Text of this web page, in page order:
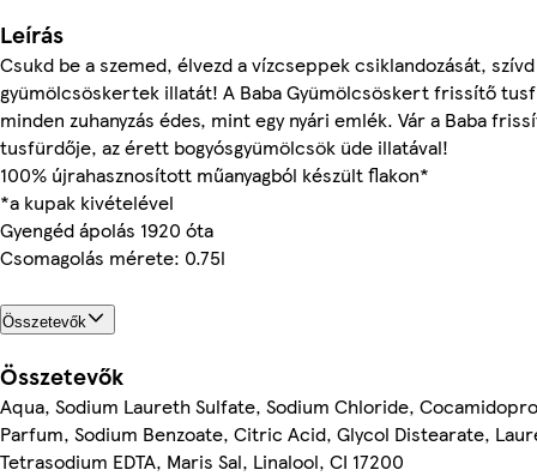
Leírás
Csukd be a szemed, élvezd a vízcseppek csiklandozását,
gyümölcsöskertek illatát! A Baba Gyümölcsöskert frissítő
minden zuhanyzás édes, mint egy nyári emlék. Vár a Baba
tusfürdője, az érett bogyósgyümölcsök üde illatával!
100% újrahasznosított műanyagból készült flakon*
*a kupak kivételével
Gyengéd ápolás 1920 óta
Csomagolás mérete: 0.75l
Összetevők
Összetevők
Aqua, Sodium Laureth Sulfate, Sodium Chloride,
Parfum, Sodium Benzoate, Citric Acid, Glycol Distearate,
Tetrasodium EDTA, Maris Sal, Linalool, CI 17200